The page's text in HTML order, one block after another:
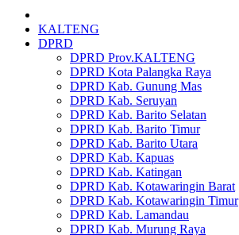
KALTENG
DPRD
DPRD Prov.KALTENG
DPRD Kota Palangka Raya
DPRD Kab. Gunung Mas
DPRD Kab. Seruyan
DPRD Kab. Barito Selatan
DPRD Kab. Barito Timur
DPRD Kab. Barito Utara
DPRD Kab. Kapuas
DPRD Kab. Katingan
DPRD Kab. Kotawaringin Barat
DPRD Kab. Kotawaringin Timur
DPRD Kab. Lamandau
DPRD Kab. Murung Raya